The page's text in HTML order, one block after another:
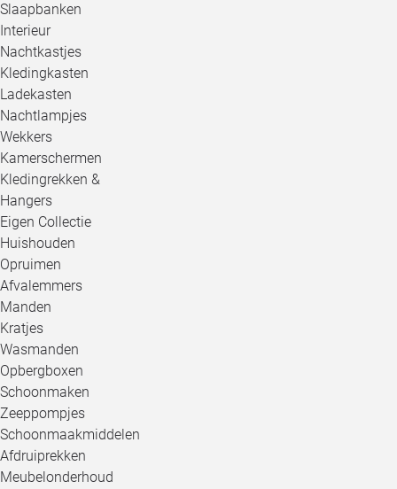
Slaapbanken
Interieur
Nachtkastjes
Kledingkasten
Ladekasten
Nachtlampjes
Wekkers
Kamerschermen
Kledingrekken &
Hangers
Eigen Collectie
Huishouden
Opruimen
Afvalemmers
Manden
Kratjes
Wasmanden
Opbergboxen
Schoonmaken
Zeeppompjes
Schoonmaakmiddelen
Afdruiprekken
Meubelonderhoud